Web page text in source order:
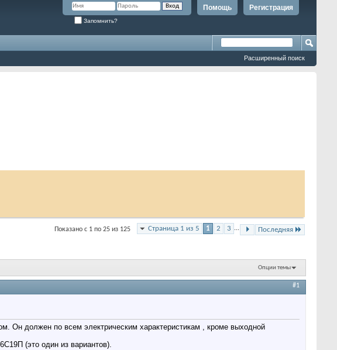
Регистрация
Помощь
Запомнить?
Расширенный поиск
Страница 1 из 5 1 2 3 ... Последняя
Показано с 1 по 25 из 125
Опции темы
#1
Он должен по всем электрическим характеристикам , кроме выходной
(это один из вариантов).